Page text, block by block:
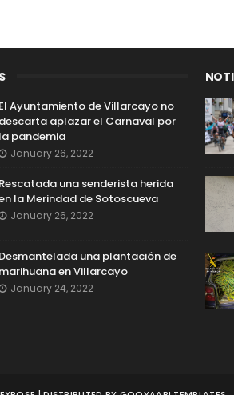
El Ayuntamiento de Villarcayo no
descarta aplazar el Carnaval por
la pandemia
January 26, 2022
Rescatada una senderista herida
la Merindad de Sotoscueva
January 26, 2022
Desmantelada una plantación de
marihuana en Villarcayo
January 24, 2022